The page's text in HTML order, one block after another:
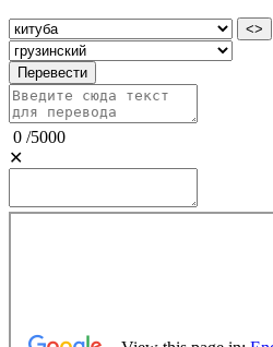
<>
Перевести
0 /5000
✕